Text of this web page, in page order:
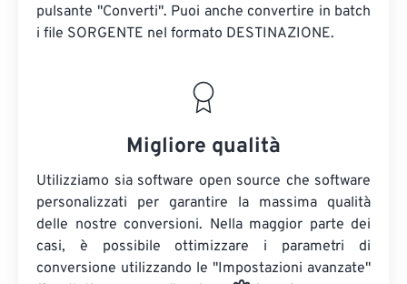
pulsante "Converti". Puoi anche convertire in batch
i file SORGENTE nel formato DESTINAZIONE.
Migliore qualità
Utilizziamo sia software open source che software
personalizzati per garantire la massima qualità
delle nostre conversioni. Nella maggior parte dei
casi, è possibile ottimizzare i parametri di
conversione utilizzando le "Impostazioni avanzate"